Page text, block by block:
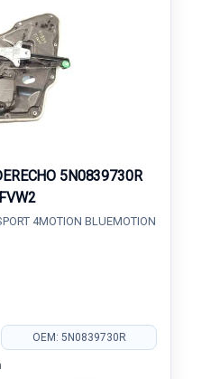
5N0839730R
4MOTION BLUEMOTION
OEM: 5N0839730R